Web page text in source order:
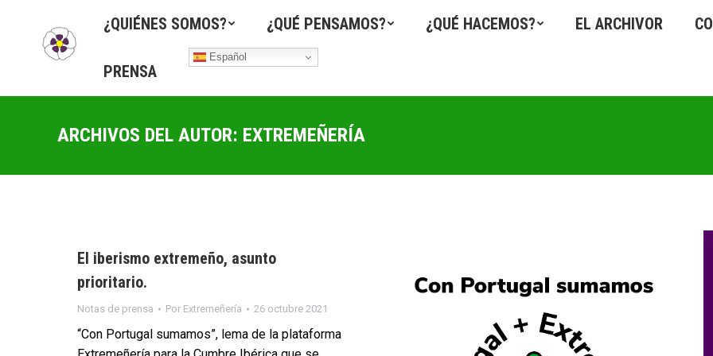
¿QUIÉNES SOMOS? ¿QUÉ PENSAMOS? ¿QUÉ HACEMOS? EL ARCHIVOR
PRENSA
Español
ARCHIVOS DEL AUTOR: EXTREMEÑERÍA
El iberismo extremeño, asunto
prioritario.
Notas de prensa Por Extremeñería 26 octubre 2021
“Con Portugal sumamos”, lema de la plataforma